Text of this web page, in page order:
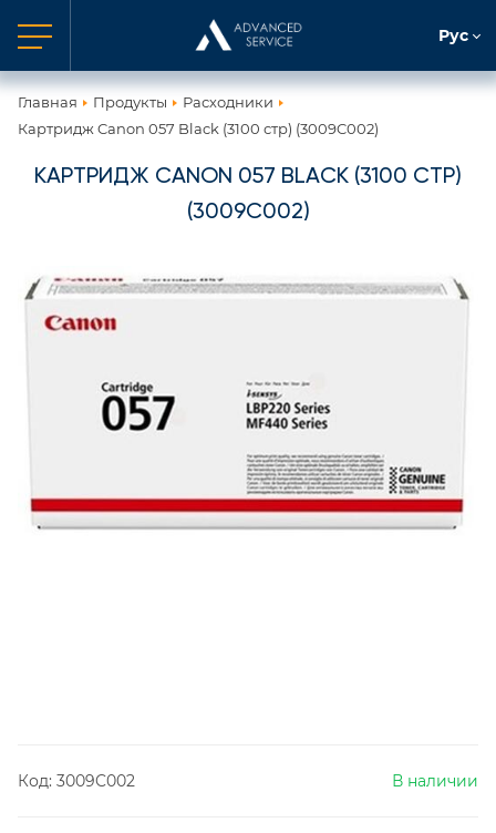
Рус
Главная Продукты
Расходники
Картридж Canon 057 Black (3100 стр) (3009C002)
КАРТРИДЖ CANON 057 BLACK (3100 СТР)
(3009C002)
Код: 3009C002 В наличии